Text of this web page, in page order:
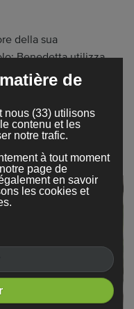
della sua
Benedetta utilizza
direttamente con gli
pacchetti dedicati e
durature. "Il rapporto
cliente è unico e io mi
seguo".
de
nous (33) utilisons
contenu et les
notre trafic.
à tout moment
page de
en savoir
les cookies et